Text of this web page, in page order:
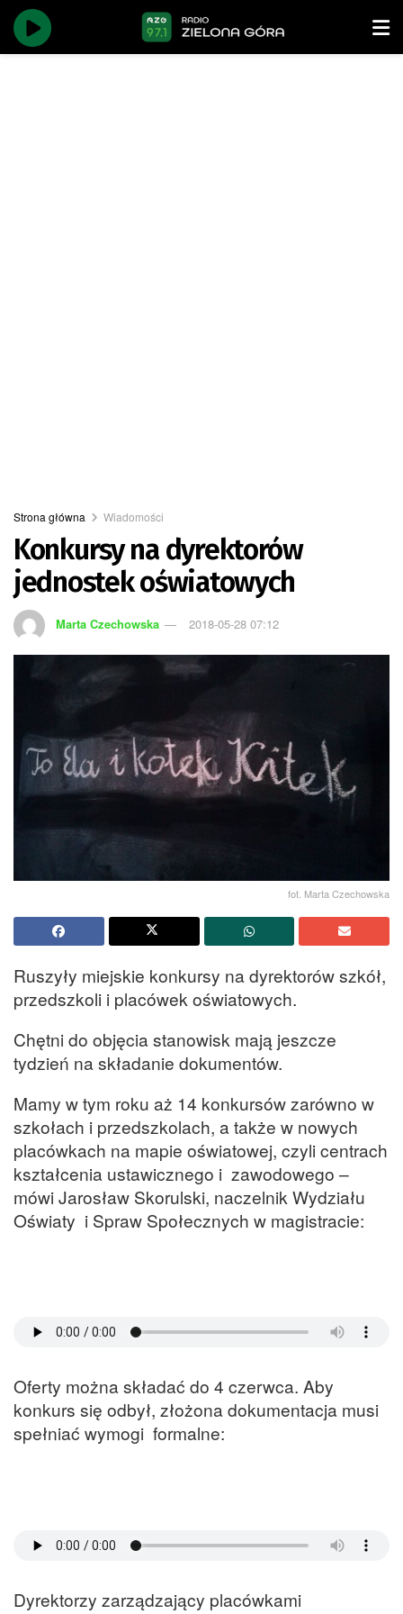
Strona główna Wiadomości
Konkursy na dyrektorów
jednostek oświatowych
Marta Czechowska 2018-05-28 07:12
fot. Marta Czechowska
Ruszyły miejskie konkursy na dyrektorów szkół,
przedszkoli i placówek oświatowych.
Chętni do objęcia stanowisk mają jeszcze
tydzień na składanie dokumentów.
Mamy w tym roku aż 14 konkursów zarówno w
szkołach i przedszkolach, a także w nowych
placówkach na mapie oświatowej, czyli centrach
kształcenia ustawicznego i zawodowego –
mówi Jarosław Skorulski, naczelnik Wydziału
Oświaty i Spraw Społecznych w magistracie:
Oferty można składać do 4 czerwca. Aby
konkurs się odbył, złożona dokumentacja musi
spełniać wymogi formalne:
Dyrektorzy zarządzający placówkami